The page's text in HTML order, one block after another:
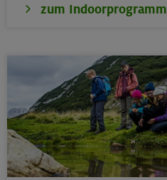
zum Indoorprogramm